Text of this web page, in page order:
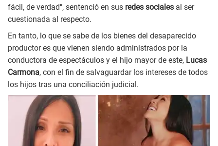
fácil, de verdad", sentenció en sus redes sociales al ser
cuestionada al respecto.
En tanto, lo que se sabe de los bienes del desaparecido
productor es que vienen siendo administrados por la
conductora de espectáculos y el hijo mayor de este, Lucas
Carmona, con el fin de salvaguardar los intereses de todos
los hijos tras una conciliación judicial.